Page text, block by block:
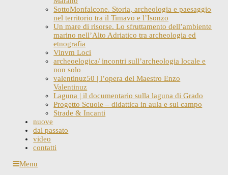
SottoMonfalcone. Storia, archeologia e paesaggio
nel territorio tra il Timavo e l’Isonzo
Un mare di risorse. Lo sfruttamento dell’ambiente
marino nell’Alto Adriatico tra archeologia ed
etnografia
Vinvm Loci
archeoelogica/ incontri sull’archeologia locale e
non solo
valentinuz50 | l’opera del Maestro Enzo
Valentinuz
Laguna | il documentario sulla laguna di Grado
Progetto Scuole – didattica in aula e sul campo
Strade & Incanti
nuove
dal passato
video
contatti
SkipMenu